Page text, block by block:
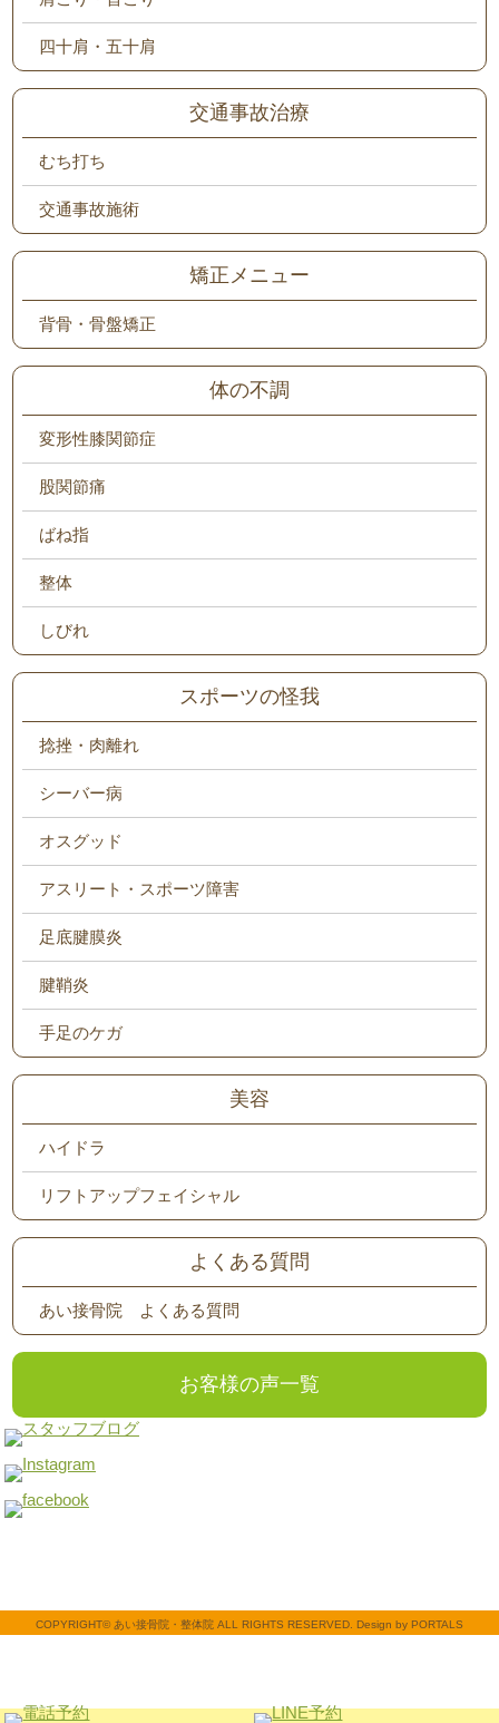
四十肩・五十肩
交通事故治療
むち打ち
交通事故施術
矯正メニュー
背骨・骨盤矯正
体の不調
変形性膝関節症
股関節痛
ばね指
整体
しびれ
スポーツの怪我
捻挫・肉離れ
シーバー病
オスグッド
アスリート・スポーツ障害
足底腱膜炎
腱鞘炎
手足のケガ
美容
ハイドラ
リフトアップフェイシャル
よくある質問
あい接骨院 よくある質問
お客様の声一覧
COPYRIGHT© あい接骨院・整体院 ALL RIGHTS RESERVED. Design by PORTALS